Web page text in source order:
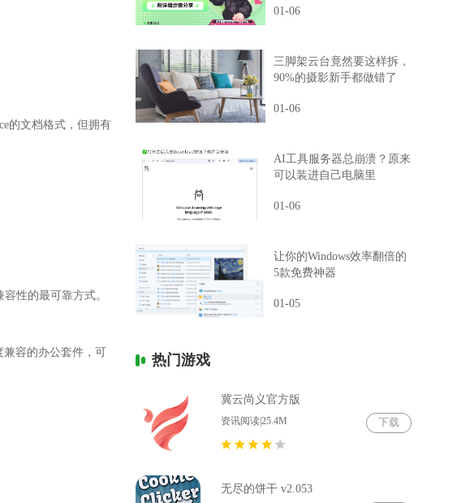
的文档格式，但拥有
性的最可靠方式。
容的办公套件，可
01-06
三脚架云台竟然要这样拆，
90%的摄影新手都做错了
01-06
AI工具服务器总崩溃？原来
可以装进自己电脑里
01-06
让你的Windows效率翻倍的
5款免费神器
01-05
热门游戏
冀云尚义官方版
资讯阅读|25.4M 下载
无尽的饼干 v2.053